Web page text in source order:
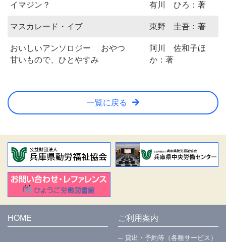
イマジン？ 有川 ひろ：著
マスカレード・イブ 東野 圭吾：著
おいしいアンソロジー おやつ
甘いもので、ひとやすみ
阿川 佐和子ほ
か：著
一覧に戻る
HOME ご利用案内
貸出・予約等（各種サービス）